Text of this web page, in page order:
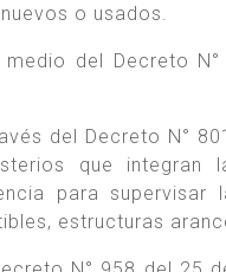
o usados.
medio del Decreto
del Decreto N°
que integran
para
estructuras